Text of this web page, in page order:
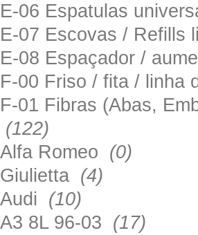
E-06 Espatulas
E-07 Escovas /
E-08 Espaçador /
F-00 Friso / fita / linha
F-01 Fibras (Abas,
(122)
Alfa Romeo (0)
Giulietta (4)
Audi (10)
A3 8L 96-03 (17)